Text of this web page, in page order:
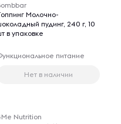
Молочно-
пудинг, 240 г, 10
в упаковке
питание
Нет в наличии
Nutrition